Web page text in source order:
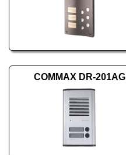
COMMAX DR-201AG